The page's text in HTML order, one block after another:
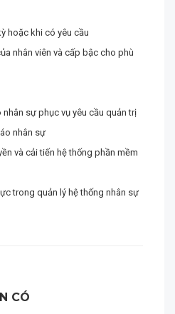
hoặc khi có yêu cầu
nhân viên và cấp bậc cho phù
sự phục vụ yêu cầu quản trị
nhân sự
và cải tiến hệ thống phần mềm
trong quản lý hệ thống nhân sự
CÓ